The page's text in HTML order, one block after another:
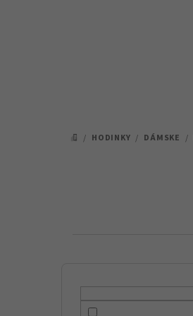
DOMOV
/ HODINKY / DÁMSKE /